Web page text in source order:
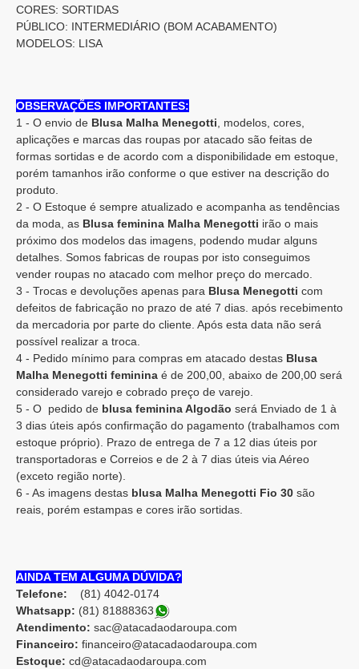
CORES: SORTIDAS
PÚBLICO: INTERMEDIÁRIO (BOM ACABAMENTO)
MODELOS: LISA
OBSERVAÇÕES IMPORTANTES:
1 - O envio de Blusa Malha Menegotti , modelos, cores,
aplicações e marcas das roupas por atacado são feitas de
formas sortidas e de acordo com a disponibilidade em estoque,
porém tamanhos irão conforme o que estiver na descrição do
produto.
2 - O Estoque é sempre atualizado e acompanha as tendências
da moda, as Blusa feminina Malha Menegotti irão o mais
próximo dos modelos das imagens, podendo mudar alguns
detalhes. Somos fabricas de roupas por isto conseguimos
vender roupas no atacado com melhor preço do mercado.
3 - Trocas e devoluções apenas para Blusa Menegotti com
defeitos de fabricação no prazo de até 7 dias. após recebimento
da mercadoria por parte do cliente. Após esta data não será
possível realizar a troca.
4 - Pedido mínimo para compras em atacado destas Blusa
Malha Menegotti feminina é de 200,00, abaixo de 200,00 será
considerado varejo e cobrado preço de varejo.
5 - O pedido de blusa feminina Algodão será Enviado de 1 à
3 dias úteis após confirmação do pagamento (trabalhamos com
estoque próprio). Prazo de entrega de 7 a 12 dias úteis por
transportadoras e Correios e de 2 à 7 dias úteis via Aéreo
(exceto região norte).
6 - As imagens destas blusa Malha Menegotti Fio 30 são
reais, porém estampas e cores irão sortidas.
AINDA TEM ALGUMA DÚVIDA?
Telefone: (81) 4042-0174
Whatsapp: (81) 81888363
Atendimento: sac@atacadaodaroupa.com
Financeiro: financeiro@atacadaodaroupa.com
Estoque: cd@atacadaodaroupa.com